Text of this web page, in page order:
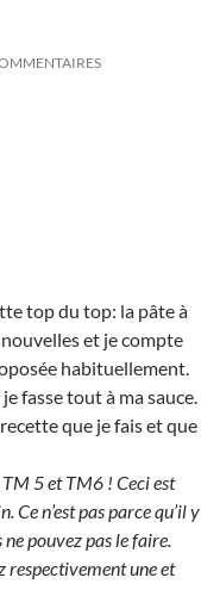
top du top: la pâte à
et je compte
habituellement.
fasse tout à ma sauce.
que je fais et que
5 et TM6 ! Ceci est
Ce n’est pas parce qu’il y
pouvez pas le faire.
respectivement une et